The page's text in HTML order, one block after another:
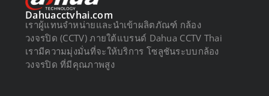
Dahuacctvhai.com
เราผู้แทนจำหน่ายและนำเข้าผลิตภัณฑ์ กล้อง
วงจรปิด (CCTV) ภายใต้แบรนด์ Dahua CCTV Thai
เรามีความมุ่งมั่นที่จะให้บริการ โซลูชันระบบกล้อง
วงจรปิด ที่มีคุณภาพสูง